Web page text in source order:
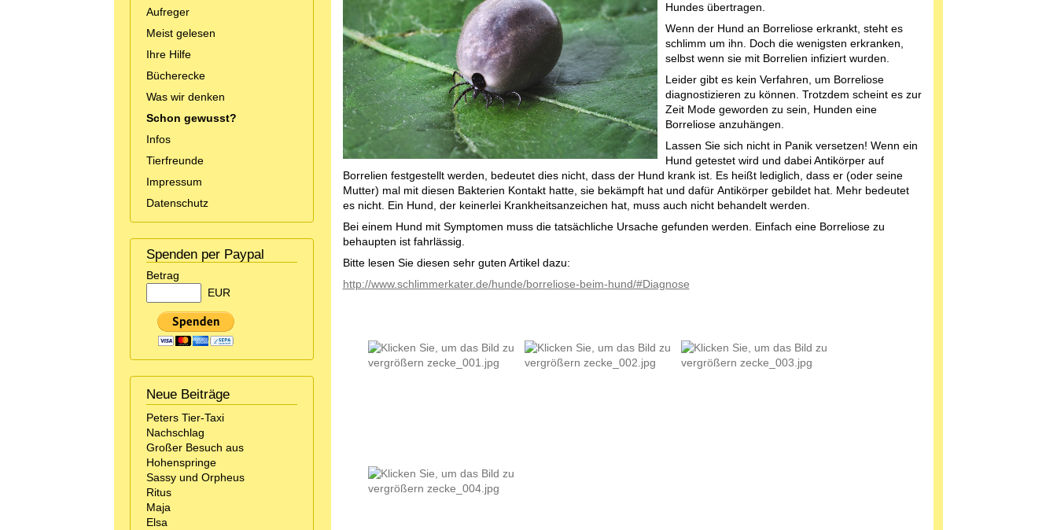
Aufreger
Meist gelesen
Ihre Hilfe
Bücherecke
Was wir denken
Schon gewusst?
Infos
Tierfreunde
Impressum
Datenschutz
Spenden per Paypal
Betrag
EUR
Neue Beiträge
Peters Tier-Taxi
Nachschlag
Großer Besuch aus
Hohenspringe
Sassy und Orpheus
Ritus
Maja
Elsa
Hundes übertragen.
Wenn der Hund an Borreliose erkrankt, steht es
schlimm um ihn. Doch die wenigsten erkranken,
selbst wenn sie mit Borrelien infiziert wurden.
Leider gibt es kein Verfahren, um Borreliose
diagnostizieren zu können. Trotzdem scheint es zur
Zeit Mode geworden zu sein, Hunden eine
Borreliose anzuhängen.
Lassen Sie sich nicht in Panik versetzen! Wenn ein
Hund getestet wird und dabei Antikörper auf
Borrelien festgestellt werden, bedeutet dies nicht, dass der Hund krank ist. Es heißt lediglich, dass er (oder seine
Mutter) mal mit diesen Bakterien Kontakt hatte, sie bekämpft hat und dafür Antikörper gebildet hat. Mehr bedeutet
es nicht. Ein Hund, der keinerlei Krankheitsanzeichen hat, muss auch nicht behandelt werden.
Bei einem Hund mit Symptomen muss die tatsächliche Ursache gefunden werden. Einfach eine Borreliose zu
behaupten ist fahrlässig.
Bitte lesen Sie diesen sehr guten Artikel dazu:
http://www.schlimmerkater.de/hunde/borreliose-beim-hund/#Diagnose